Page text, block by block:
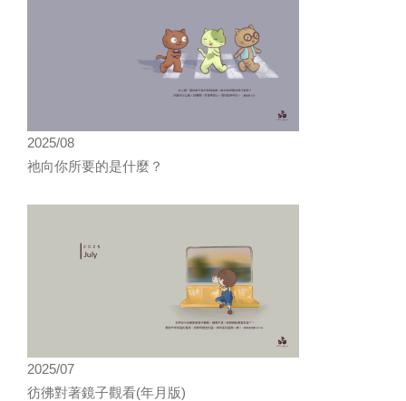
2025/08
祂向你所要的是什麼？
2025/07
彷彿對著鏡子觀看(年月版)